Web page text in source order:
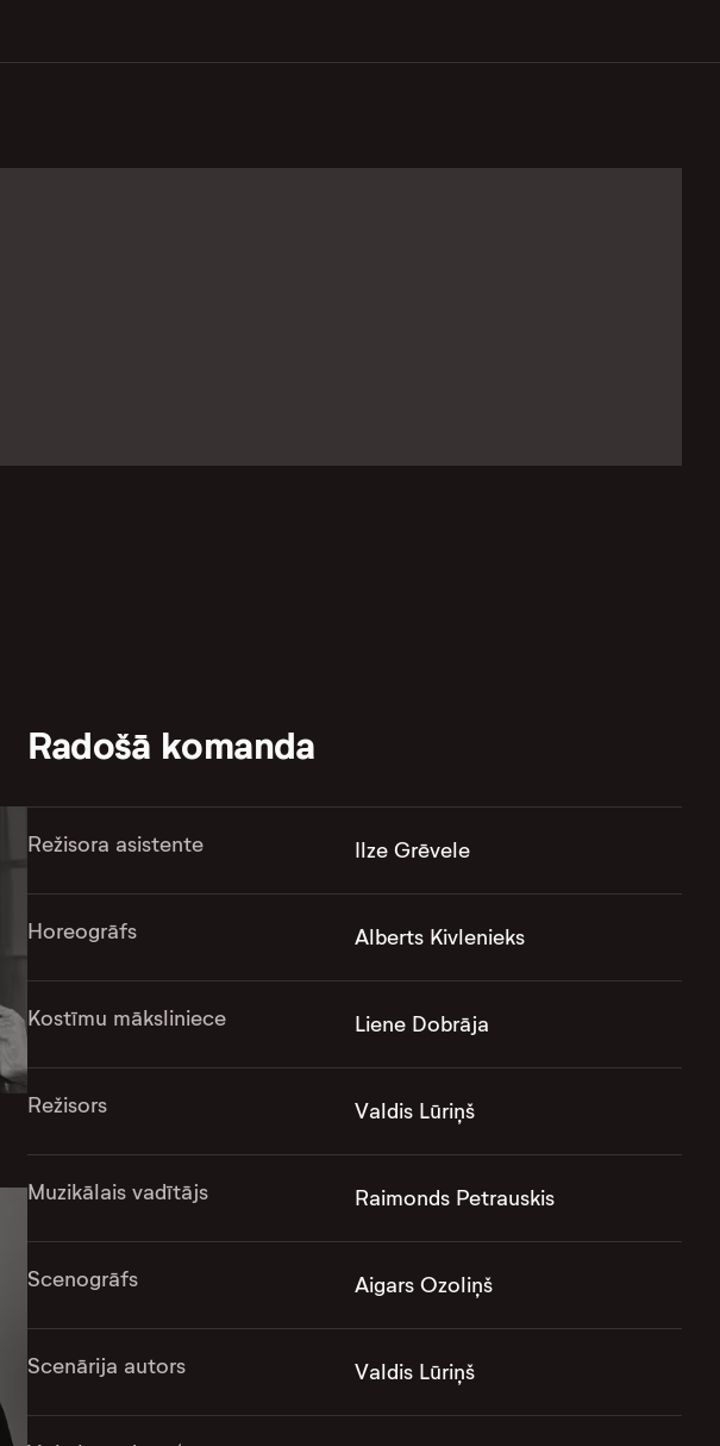
Radošā komanda
Režisora asistente Ilze Grēvele
Horeogrāfs Alberts Kivlenieks
Kostīmu māksliniece Liene Dobrāja
Režisors Valdis Lūriņš
Muzikālais vadītājs Raimonds Petrauskis
Scenogrāfs Aigars Ozoliņš
Scenārija autors Valdis Lūriņš